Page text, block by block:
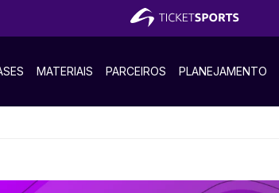
MATERIAIS PARCEIROS PLANEJAMENTO